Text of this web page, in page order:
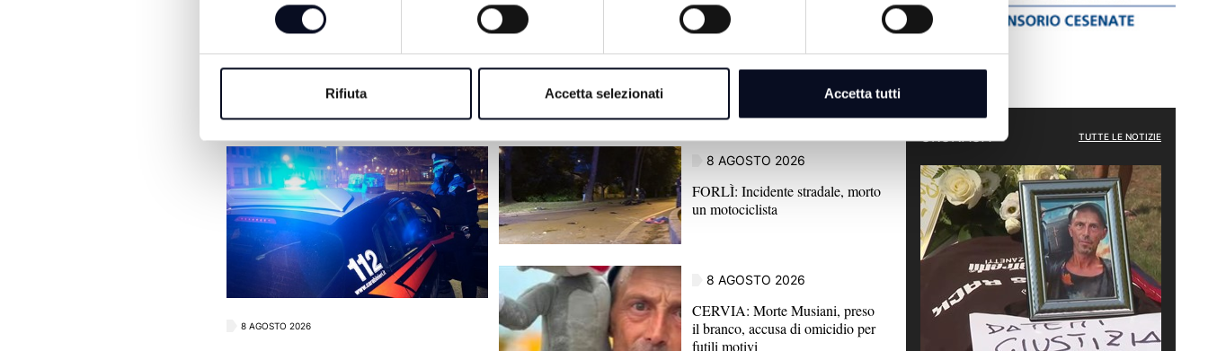
Rifiuta Accetta selezionati Accetta tutti
8 AGOSTO 2026
8 AGOSTO 2026
FORLÌ: Incidente stradale, morto
un motociclista
8 AGOSTO 2026
CERVIA: Morte Musiani, preso
il branco, accusa di omicidio per
futili motivi
CRONACA TUTTE LE NOTIZIE